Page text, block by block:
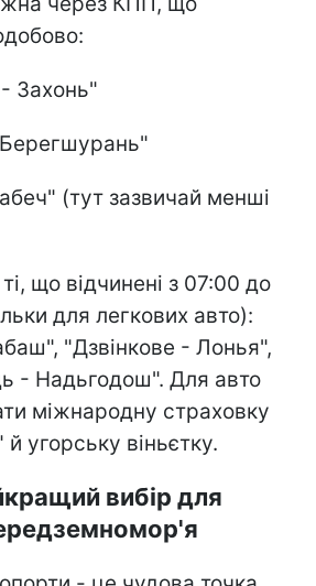
Захонь"
(тут зазвичай менші
що відчинені з 07:00 до
для легкових авто):
"Дзвінкове - Лонья",
- Надьгодош". Для авто
міжнародну страховку
угорську віньєтку.
вибір для